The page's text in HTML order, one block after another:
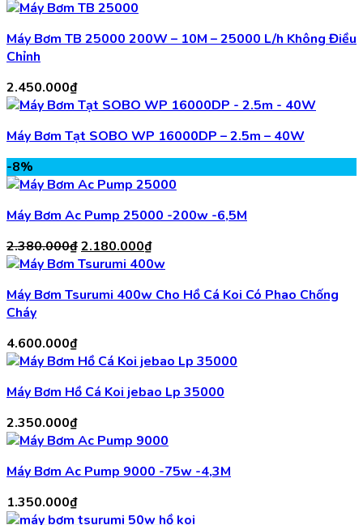
Máy Bơm TB 25000 200W – 10M – 25000 L/h Không Điều
Chỉnh
2.450.000₫
Máy Bơm Tạt SOBO WP 16000DP – 2.5m – 40W
-8%
Máy Bơm Ac Pump 25000 -200w -6,5M
2.380.000₫Giá
gốc
2.380.000₫.
2.180.000₫Giá
hiện
là:
Máy Bơm Tsurumi 400w Cho Hồ Cá Koi Có Phao Chống
Cháy
4.600.000₫
Máy Bơm Hồ Cá Koi jebao Lp 35000
2.350.000₫
Máy Bơm Ac Pump 9000 -75w -4,3M
1.350.000₫